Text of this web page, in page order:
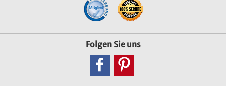
Folgen Sie uns